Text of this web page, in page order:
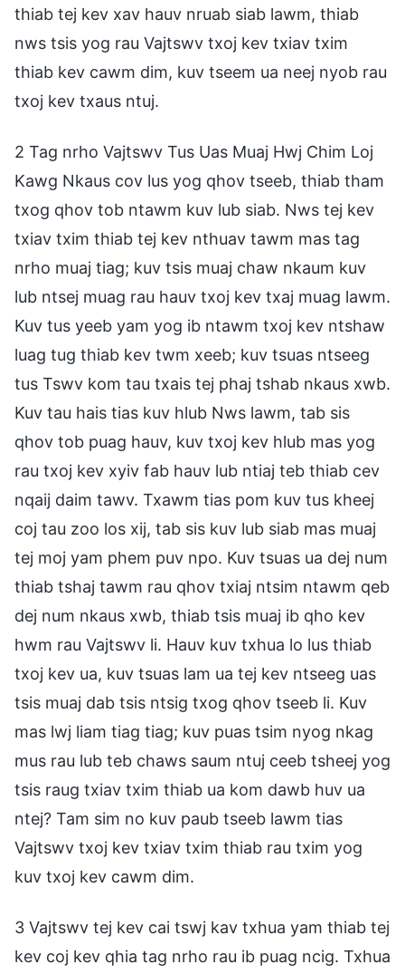
thiab tej kev xav hauv nruab siab lawm, thiab
nws tsis yog rau Vajtswv txoj kev txiav txim
thiab kev cawm dim, kuv tseem ua neej nyob rau
txoj kev txaus ntuj.
2 Tag nrho Vajtswv Tus Uas Muaj Hwj Chim Loj
Kawg Nkaus cov lus yog qhov tseeb, thiab tham
txog qhov tob ntawm kuv lub siab. Nws tej kev
txiav txim thiab tej kev nthuav tawm mas tag
nrho muaj tiag; kuv tsis muaj chaw nkaum kuv
lub ntsej muag rau hauv txoj kev txaj muag lawm.
Kuv tus yeeb yam yog ib ntawm txoj kev ntshaw
luag tug thiab kev twm xeeb; kuv tsuas ntseeg
tus Tswv kom tau txais tej phaj tshab nkaus xwb.
Kuv tau hais tias kuv hlub Nws lawm, tab sis
qhov tob puag hauv, kuv txoj kev hlub mas yog
rau txoj kev xyiv fab hauv lub ntiaj teb thiab cev
nqaij daim tawv. Txawm tias pom kuv tus kheej
coj tau zoo los xij, tab sis kuv lub siab mas muaj
tej moj yam phem puv npo. Kuv tsuas ua dej num
thiab tshaj tawm rau qhov txiaj ntsim ntawm qeb
dej num nkaus xwb, thiab tsis muaj ib qho kev
hwm rau Vajtswv li. Hauv kuv txhua lo lus thiab
txoj kev ua, kuv tsuas lam ua tej kev ntseeg uas
tsis muaj dab tsis ntsig txog qhov tseeb li. Kuv
mas lwj liam tiag tiag; kuv puas tsim nyog nkag
mus rau lub teb chaws saum ntuj ceeb tsheej yog
tsis raug txiav txim thiab ua kom dawb huv ua
ntej? Tam sim no kuv paub tseeb lawm tias
Vajtswv txoj kev txiav txim thiab rau txim yog
kuv txoj kev cawm dim.
3 Vajtswv tej kev cai tswj kav txhua yam thiab tej
kev coj kev qhia tag nrho rau ib puag ncig. Txhua